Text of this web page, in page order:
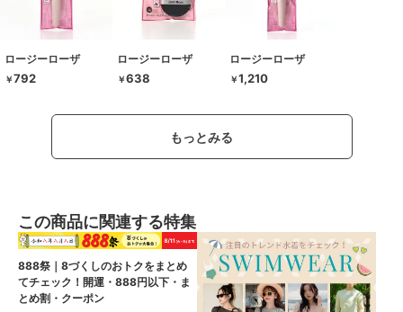
ロージーローザ
￥792
ロージーローザ
￥638
ロージーローザ
￥1,210
もっとみる
この商品に関連する特集
888祭｜8づくしのおトクをまとめ
てチェック！開運・888円以下・ま
とめ割・クーポン